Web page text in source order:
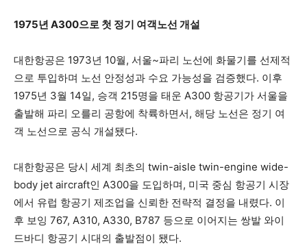
1975년 A300으로 첫 정기 여객노선 개설
대한항공은 1973년 10월, 서울~파리 노선에 화물기를 선제적
으로 투입하며 노선 안정성과 수요 가능성을 검증했다. 이후
1975년 3월 14일, 승객 215명을 태운 A300 항공기가 서울을
출발해 파리 오를리 공항에 착륙하면서, 해당 노선은 정기 여
객 노선으로 공식 개설됐다.
대한항공은 당시 세계 최초의 twin-aisle twin-engine wide-
body jet aircraft인 A300을 도입하며, 미국 중심 항공기 시장
에서 유럽 항공기 제조업을 신뢰한 전략적 결정을 내렸다. 이
후 보잉 767, A310, A330, B787 등으로 이어지는 쌍발 와이
드바디 항공기 시대의 출발점이 됐다.